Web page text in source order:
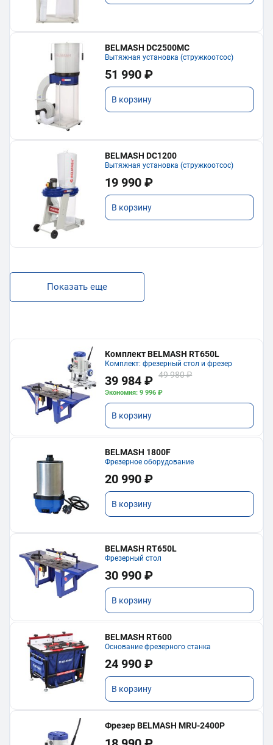
BELMASH DC2500MC
Вытяжная установка (стружкоотсос)
51 990 ₽
В корзину
BELMASH DC1200
Вытяжная установка (стружкоотсос)
19 990 ₽
В корзину
Показать еще
Комплект BELMASH RT650L
Комплект: фрезерный стол и фрезер
39 984 ₽ 49 980 ₽
Экономия: 9 996 ₽
В корзину
BELMASH 1800F
Фрезерное оборудование
20 990 ₽
В корзину
BELMASH RT650L
Фрезерный стол
30 990 ₽
В корзину
BELMASH RT600
Основание фрезерного станка
24 990 ₽
В корзину
Фрезер BELMASH MRU-2400P